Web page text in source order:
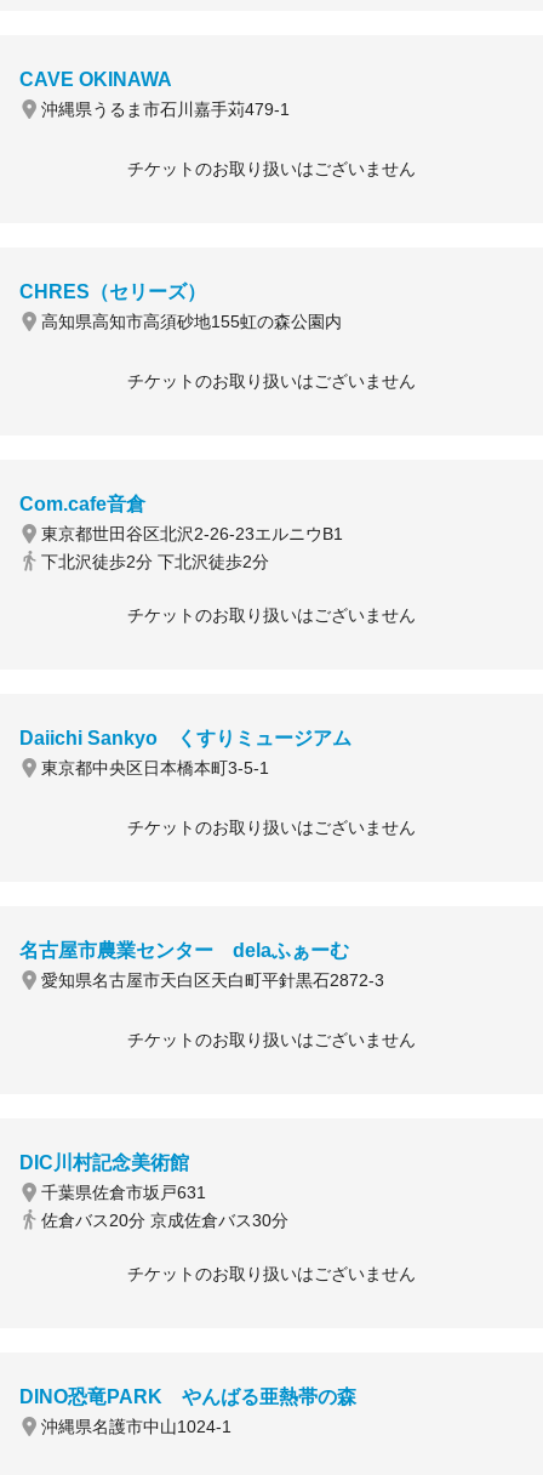
CAVE OKINAWA
沖縄県うるま市石川嘉手苅479-1
チケットのお取り扱いはございません
CHRES（セリーズ）
高知県高知市高須砂地155虹の森公園内
チケットのお取り扱いはございません
Com.cafe音倉
東京都世田谷区北沢2-26-23エルニウB1
下北沢徒歩2分 下北沢徒歩2分
チケットのお取り扱いはございません
Daiichi Sankyo くすりミュージアム
東京都中央区日本橋本町3-5-1
チケットのお取り扱いはございません
名古屋市農業センター delaふぁーむ
愛知県名古屋市天白区天白町平針黒石2872-3
チケットのお取り扱いはございません
DIC川村記念美術館
千葉県佐倉市坂戸631
佐倉バス20分 京成佐倉バス30分
チケットのお取り扱いはございません
DINO恐竜PARK やんばる亜熱帯の森
沖縄県名護市中山1024-1